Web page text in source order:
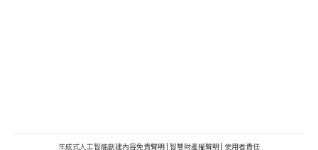
生成式人工智能創建內容免責聲明 | 智慧財產權聲明 | 使用者責任